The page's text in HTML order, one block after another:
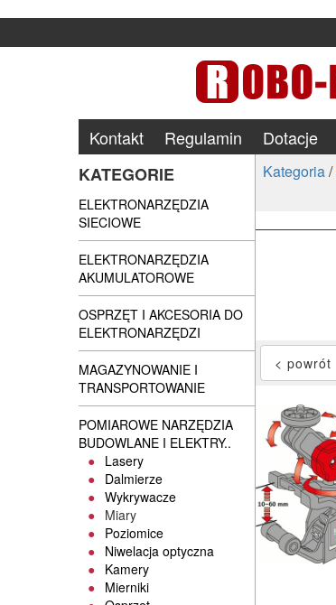
Kontakt Regulamin Dotacje
KATEGORIE
ELEKTRONARZĘDZIA
SIECIOWE
ELEKTRONARZĘDZIA
AKUMULATOROWE
OSPRZĘT I AKCESORIA DO
ELEKTRONARZĘDZI
MAGAZYNOWANIE I
TRANSPORTOWANIE
POMIAROWE NARZĘDZIA
BUDOWLANE I ELEKTRY..
Lasery
Dalmierze
Wykrywacze
Miary
Poziomice
Niwelacja optyczna
Kamery
Mierniki
Kategoria/